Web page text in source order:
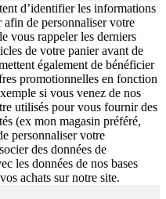
d’identifier les informations
de personnaliser votre
vous rappeler les derniers
de votre panier avant de
également de bénéficier
promotionnelles en fonction
si vous venez de nos
utilisés pour vous fournir des
(ex mon magasin préféré,
personnaliser votre
des données de
les données de nos bases
achats sur notre site.